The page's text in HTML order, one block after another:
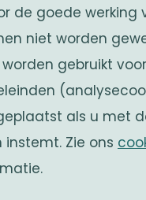
de goede werking
niet worden
gebruikt voor
als u met
Zie ons